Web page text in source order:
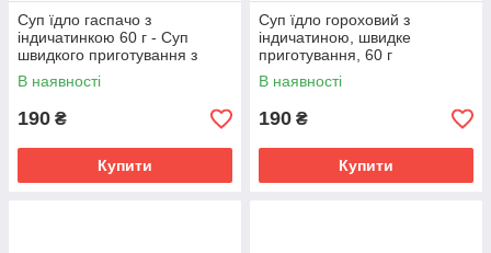
Суп їдло гаспачо з
індичатинкою 60 г - Суп
швидкого приготування з
нутом та овочами
В наявності
190 ₴
Купити
Суп їдло гороховий з
індичатиною, швидке
приготування, 60 г
В наявності
190 ₴
Купити